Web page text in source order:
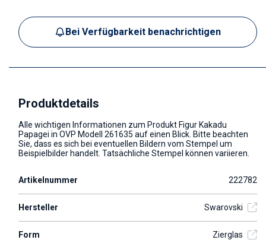
Bei Verfügbarkeit benachrichtigen
Produktdetails
Alle wichtigen Informationen zum Produkt Figur Kakadu
Papagei in OVP Modell 261635 auf einen Blick. Bitte beachten
Sie, dass es sich bei eventuellen Bildern vom Stempel um
Beispielbilder handelt. Tatsächliche Stempel können variieren.
Artikelnummer 222782
Hersteller Swarovski
Form Zierglas